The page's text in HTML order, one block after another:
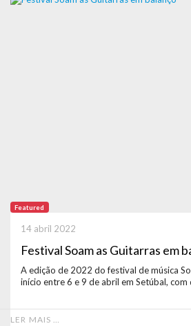
Featured
Festival Soam as Guitarras em
14 abril 2022
A edição de 2022 do festival de música
início entre 6 e 9 de abril em Setúbal, com
LER MAIS …